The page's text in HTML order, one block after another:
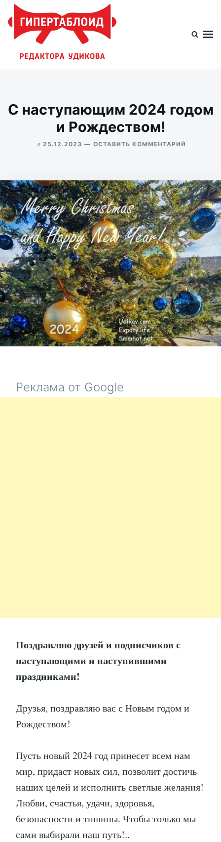
Перейти
содержимому
Искать:
С наступающим 2024 годом
и Рождеством!
в 25.12.2023 ОСТАВИТЬ КОММЕНТАРИЙ
ГОДОМ
И
Реклама от Google
Поздравляю друзей и подписчиков с
наступающими и наступившими
праздниками!
Друзья, поздравляю вас с Новым годом и
Рождеством!
Пусть новый 2024 год принесет всем нам
мир, придаст новых сил, позволит достичь
наших целей и исполнить светлые желания!
Любви, счастья, удачи, здоровья,
безопасности и тишины. Чтобы только мы
сами выбирали наш путь!..